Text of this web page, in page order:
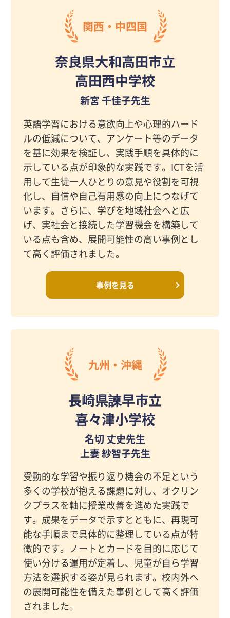
関西・中四国
奈良県大和高田市立
高田西中学校
新宮 千佳子先生
英語学習における意欲向上や心理的ハード
ルの低減について、アンケート等のデータ
を基に効果を検証し、実践手順を具体的に
示している点が印象的な実践です。ICTを活
用して生徒一人ひとりの意見や役割を可視
化し、自信や自己有用感の向上につなげて
います。さらに、学びを地域社会へと広
げ、実社会と接続した学習機会を構築して
いる点も含め、展開可能性の高い事例とし
て高く評価されました。
事例を見る
九州・沖縄
長崎県諫早市立
喜々津小学校
名切 丈史先生
上妻 紗智子先生
受動的な学習や振り返り機会の不足という
多くの学校が抱える課題に対し、オクリン
クプラスを軸に授業改善を進めた実践で
す。成果をデータで示すとともに、再現可
能な手順まで具体的に整理している点が特
徴的です。ノートとカードを目的に応じて
使い分ける運用が定着し、児童が自ら学習
方法を選択する姿が見られます。校内外へ
の展開可能性を備えた事例として高く評価
されました。